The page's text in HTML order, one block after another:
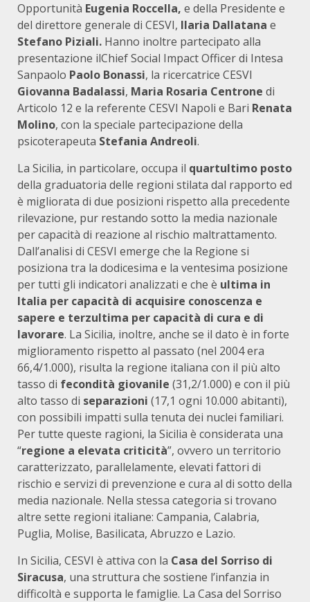
Opportunità Eugenia Roccella, e della Presidente e
del direttore generale di CESVI, Ilaria Dallatana e
Stefano Piziali. Hanno inoltre partecipato alla
presentazione ilChief Social Impact Officer di Intesa
Sanpaolo Paolo Bonassi, la ricercatrice CESVI
Giovanna Badalassi, Maria Rosaria Centrone di
Articolo 12 e la referente CESVI Napoli e Bari Renata
Molino, con la speciale partecipazione della
psicoterapeuta Stefania Andreoli.
La Sicilia, in particolare, occupa il quartultimo posto
della graduatoria delle regioni stilata dal rapporto ed
è migliorata di due posizioni rispetto alla precedente
rilevazione, pur restando sotto la media nazionale
per capacità di reazione al rischio maltrattamento.
Dall’analisi di CESVI emerge che la Regione si
posiziona tra la dodicesima e la ventesima posizione
per tutti gli indicatori analizzati e che è ultima in
Italia per capacità di acquisire conoscenza e
sapere e terzultima per capacità di cura e di
lavorare. La Sicilia, inoltre, anche se il dato è in forte
miglioramento rispetto al passato (nel 2004 era
66,4/1.000), risulta la regione italiana con il più alto
tasso di fecondità giovanile (31,2/1.000) e con il più
alto tasso di separazioni (17,1 ogni 10.000 abitanti),
con possibili impatti sulla tenuta dei nuclei familiari.
Per tutte queste ragioni, la Sicilia è considerata una
“regione a elevata criticità”, ovvero un territorio
caratterizzato, parallelamente, elevati fattori di
rischio e servizi di prevenzione e cura al di sotto della
media nazionale. Nella stessa categoria si trovano
altre sette regioni italiane: Campania, Calabria,
Puglia, Molise, Basilicata, Abruzzo e Lazio.
In Sicilia, CESVI è attiva con la Casa del Sorriso di
Siracusa, una struttura che sostiene l’infanzia in
difficoltà e supporta le famiglie. La Casa del Sorriso